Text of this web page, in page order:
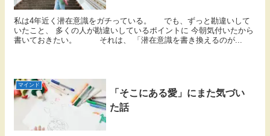
私は4年近く潜在意識をガチっている。 でも、ずっと勘違いして
いたこと、 多くの人が勘違いしているポイントに 今朝気付いたから
書いておきたい。 それは、 「潜在意識を書き換えるのが...
マインド
「そこにある愛」にまた気づい
た話